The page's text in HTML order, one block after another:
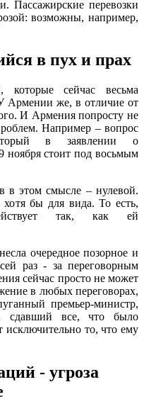
Пассажирские перевозки
возможны, например,
в пух и прах
сейчас весьма
Армении же, в отличие от
И Армения попросту не
Например – вопрос
в заявлении о
ноября стоит под восьмым
в этом смысле – нулевой.
хотя бы для вида. То есть,
так, как ей
очередное позорное и
раз - за переговорным
сейчас просто не может
в любых переговорах,
премьер-министр,
сдавший все, что было
исключительно то, что ему
- угроза